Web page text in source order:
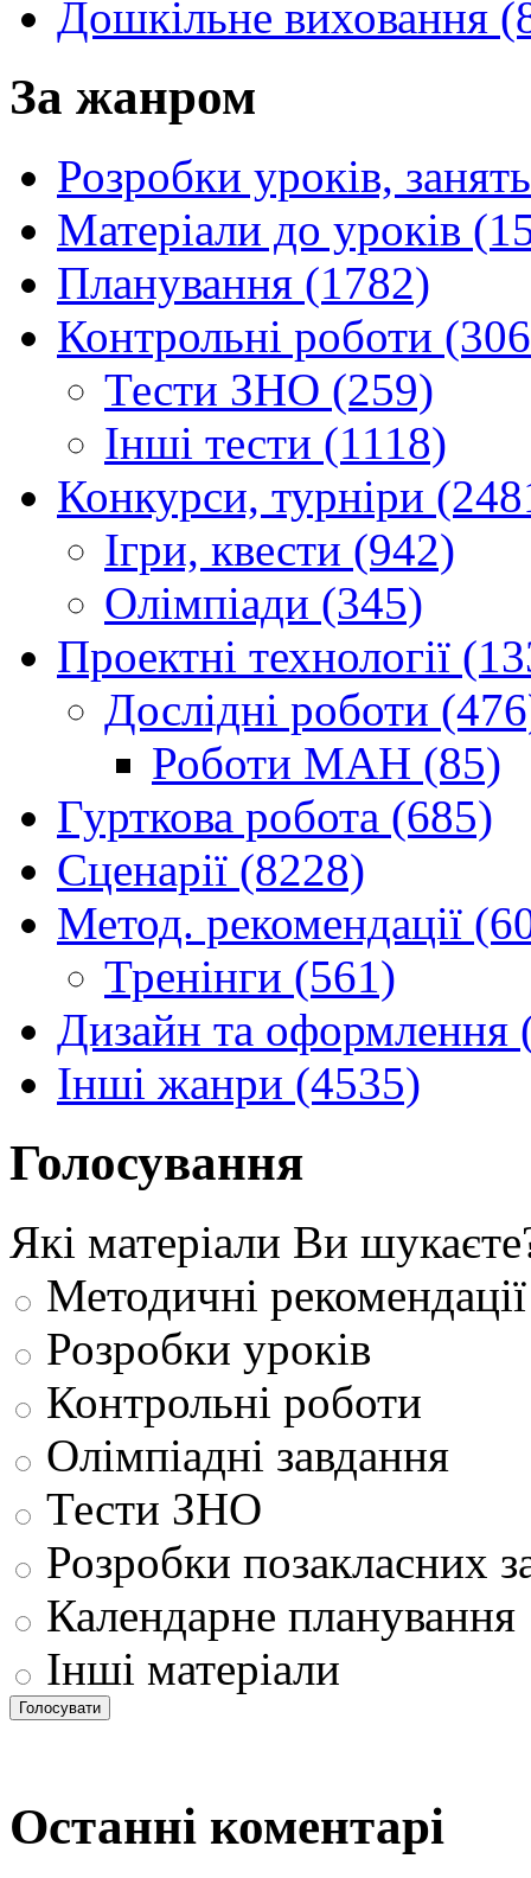
Дошкільне виховання
За жанром
Розробки уроків,
Матеріали до уроків
Планування (1782)
Контрольні роботи
Тести ЗНО (259)
Інші тести (1118)
Конкурси, турніри
Ігри, квести (942)
Олімпіади (345)
Проектні технології
Дослідні роботи
Роботи МАН (85)
Гурткова робота (685)
Сценарії (8228)
Метод. рекомендації
Тренінги (561)
Дизайн та оформлення
Інші жанри (4535)
Голосування
Які матеріали Ви
Методичні рекомендації
Розробки уроків
Контрольні роботи
Олімпіадні завдання
Тести ЗНО
Розробки позакласних
Календарне планування
Інші матеріали
Останні коментарі